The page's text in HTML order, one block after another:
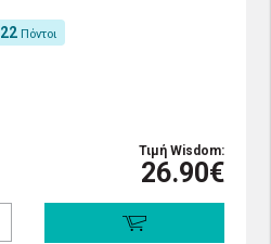
22 Πόντοι
Τιμή Wisdom:
26.90€